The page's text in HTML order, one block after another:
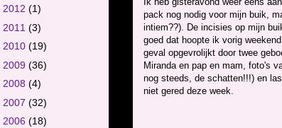
pack nog nodig voor mijn buik,
intiem??). De incisies op mijn
goed dat hoopte ik vorig
geval opgevrolijkt door twee
Miranda en pap en mam, foto's
nog steeds, de schatten!!!) en
niet gered deze week.
2012 (1)
2011 (3)
2010 (19)
2009 (36)
2008 (4)
2007 (32)
2006 (18)